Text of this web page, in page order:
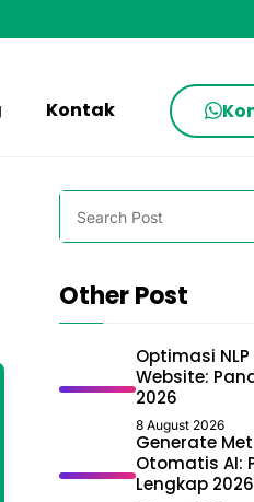
Kontak
Search
Other Post
Optimasi
Website:
2026
8 August 2026
Generate
Otomatis AI:
Lengkap 2026